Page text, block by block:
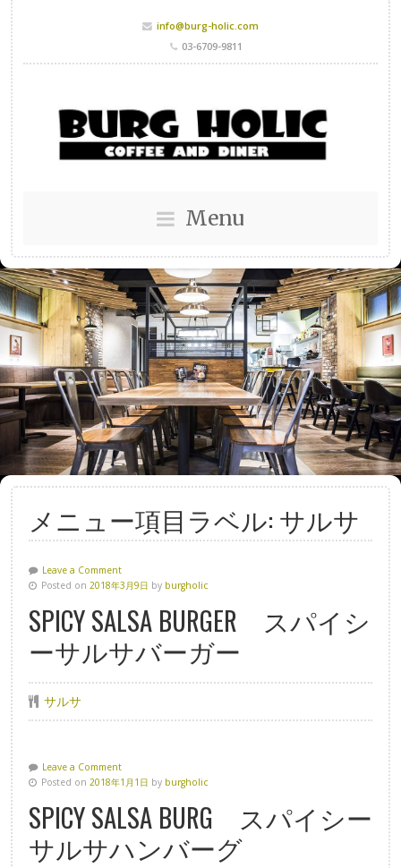
info@burg-holic.com
03-6709-9811
Menu
メニュー項目ラベル: サルサ
Leave a Comment
Posted on 2018年3月9日 by burgholic
SPICY SALSA BURGER スパイシ
ーサルサバーガー
サルサ
Leave a Comment
Posted on 2018年1月1日 by burgholic
SPICY SALSA BURG スパイシー
サルサハンバーグ